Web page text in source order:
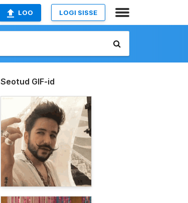
LOO LOGI SISSE
Seotud GIF-id